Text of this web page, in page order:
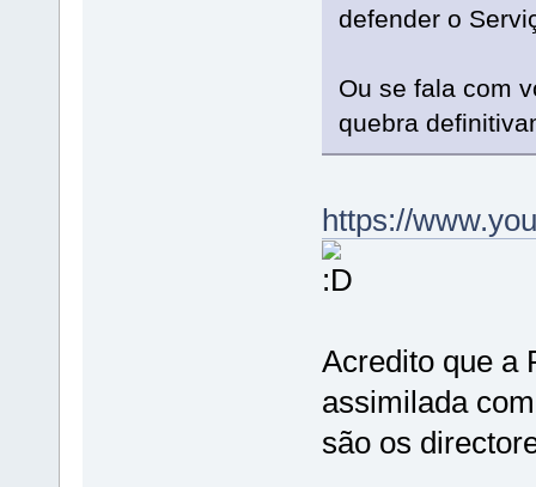
defender o
Ou se fala com
quebra
https://
Acredito que a
assimilada
são os